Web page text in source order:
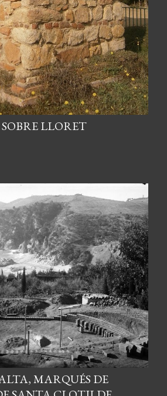
LLORET
MARQUÉS DE